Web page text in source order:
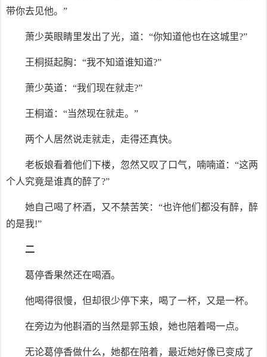
带你去见他。”
萧少英眼睛里发出了光，道：“你知道他也在这城里?”
王桐挺起胸：“我不知道谁知道?”
萧少英道：“我们现在就走?”
王桐道：“当然现在就走。”
两个人居然说走就走，走得还真快。
老板娘看着他们下楼，忽然又叹了口气，喃喃道：“这两
个人究竟是谁真的醉了?”
她自己喝了杯酒，又不禁苦笑：“也许他们都没有醉，醉
的是我!”
二
葛停香果然还在喝酒。
他喝得很慢，但却很少停下来，喝了一杯，又是一杯。
在旁边为他斟酒的当然是郭玉娘，她也陪着喝一点。
无论葛停香做什么，她都在陪着，最近她好像已变成了